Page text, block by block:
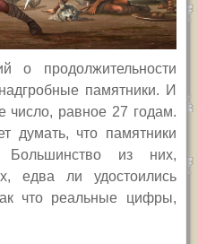
о продолжительности
памятники. И
число, равное 27 годам.
думать, что памятники
из них,
едва ли удостоились
что реальные цифры,